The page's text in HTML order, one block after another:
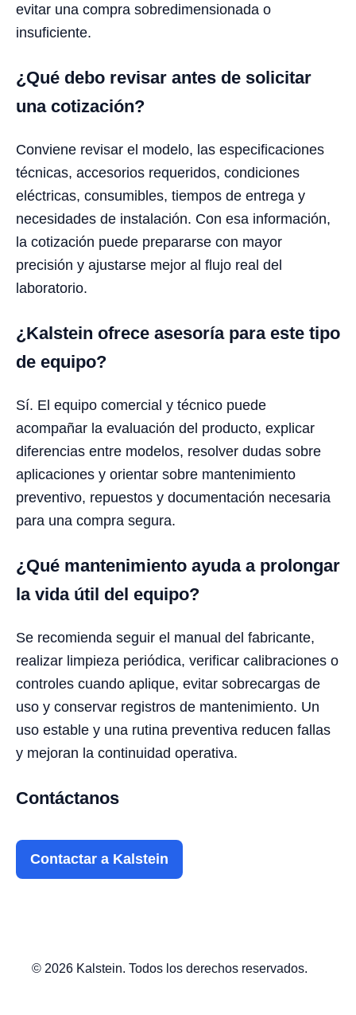
evitar una compra sobredimensionada o
insuficiente.
¿Qué debo revisar antes de solicitar
una cotización?
Conviene revisar el modelo, las especificaciones
técnicas, accesorios requeridos, condiciones
eléctricas, consumibles, tiempos de entrega y
necesidades de instalación. Con esa información,
la cotización puede prepararse con mayor
precisión y ajustarse mejor al flujo real del
laboratorio.
¿Kalstein ofrece asesoría para este tipo
de equipo?
Sí. El equipo comercial y técnico puede
acompañar la evaluación del producto, explicar
diferencias entre modelos, resolver dudas sobre
aplicaciones y orientar sobre mantenimiento
preventivo, repuestos y documentación necesaria
para una compra segura.
¿Qué mantenimiento ayuda a prolongar
la vida útil del equipo?
Se recomienda seguir el manual del fabricante,
realizar limpieza periódica, verificar calibraciones o
controles cuando aplique, evitar sobrecargas de
uso y conservar registros de mantenimiento. Un
uso estable y una rutina preventiva reducen fallas
y mejoran la continuidad operativa.
Contáctanos
Contactar a Kalstein
© 2026 Kalstein. Todos los derechos reservados.